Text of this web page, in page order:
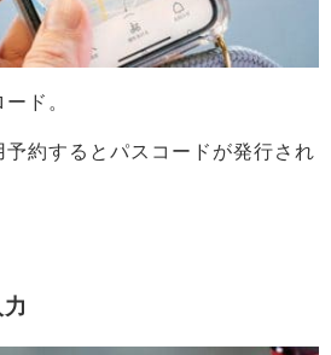
ド。
約するとパスコードが発行され